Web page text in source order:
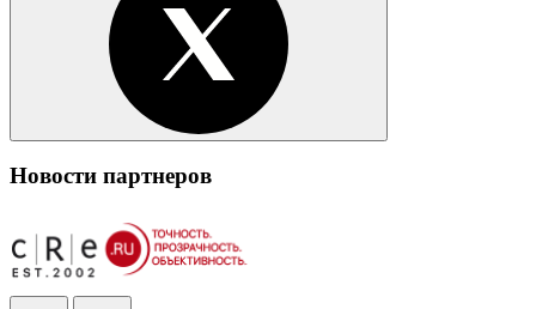
Новости партнеров